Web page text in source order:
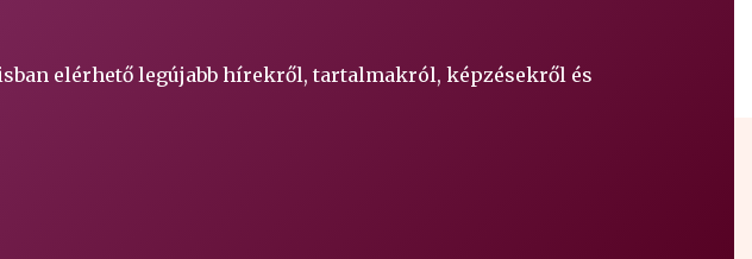
elérhető legújabb hírekről, tartalmakról, képzésekről és